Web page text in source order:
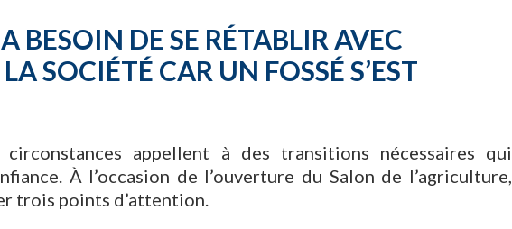
BESOIN DE SE RÉTABLIR AVEC
SOCIÉTÉ CAR UN FOSSÉ S’EST
appellent à des transitions nécessaires qui
À l’occasion de l’ouverture du Salon de l’agriculture,
trois points d’attention.